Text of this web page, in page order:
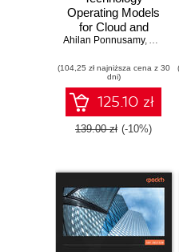
Operating Models
for Cloud and
Edge. Create your
distributed
operating model for
public, hybrid,
multicloud, and
edge
Ahilan Ponnusamy,
(104,25 zł najniższa cena z 30
dni)
125.10 zł
139.00 zł (-10%)